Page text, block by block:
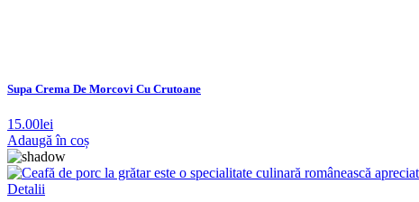
Supa Crema De Morcovi Cu Crutoane
15.00lei
Adaugă în coș
Detalii